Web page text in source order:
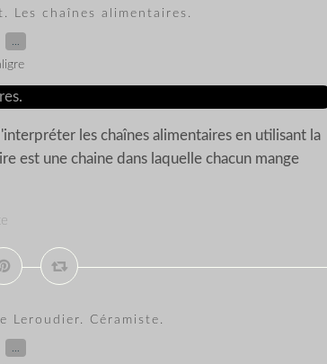
Les chaînes alimentaires.
les chaînes alimentaires en utilisant la
est une chaine dans laquelle chacun mange
Leroudier. Céramiste.